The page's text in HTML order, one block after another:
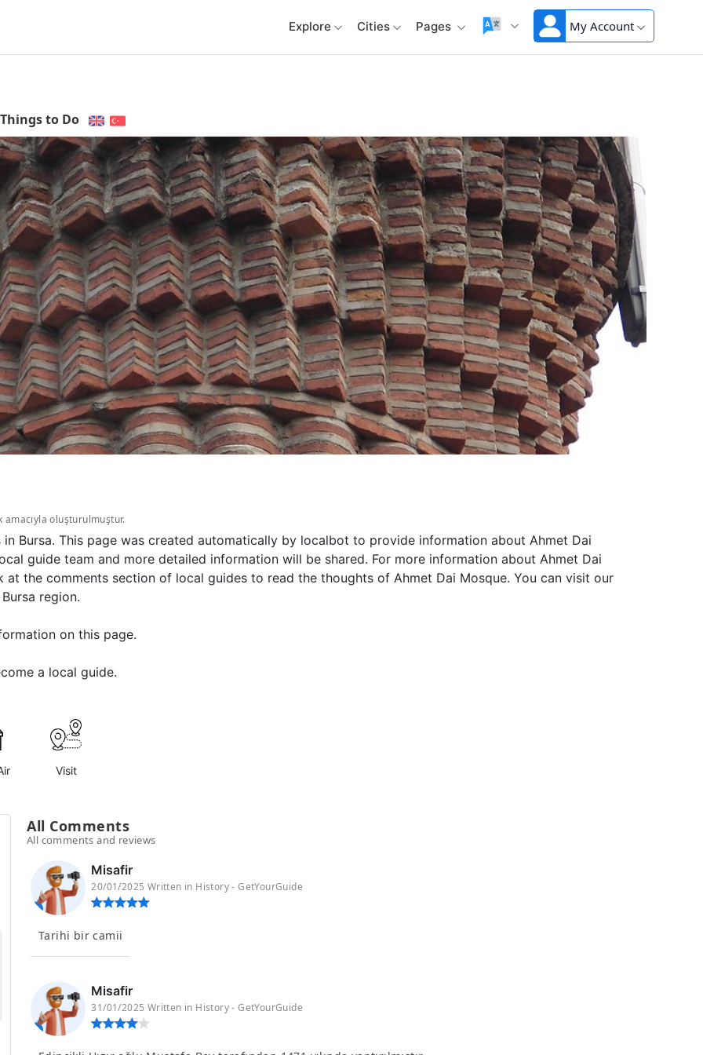
Explore Cities Pages My Account
Things to Do
oluşturulmuştur.
Bursa. This page was created automatically by localbot to provide information about Ahmet Dai
guide team and more detailed information will be shared. For more information about Ahmet Dai
at the comments section of local guides to read the thoughts of Ahmet Dai Mosque. You can visit our
region.
on this page.
a local guide.
Visit
All Comments
All comments and reviews
Misafir
20/01/2025 Written in History - GetYourGuide
Tarihi bir camii
Misafir
31/01/2025 Written in History - GetYourGuide